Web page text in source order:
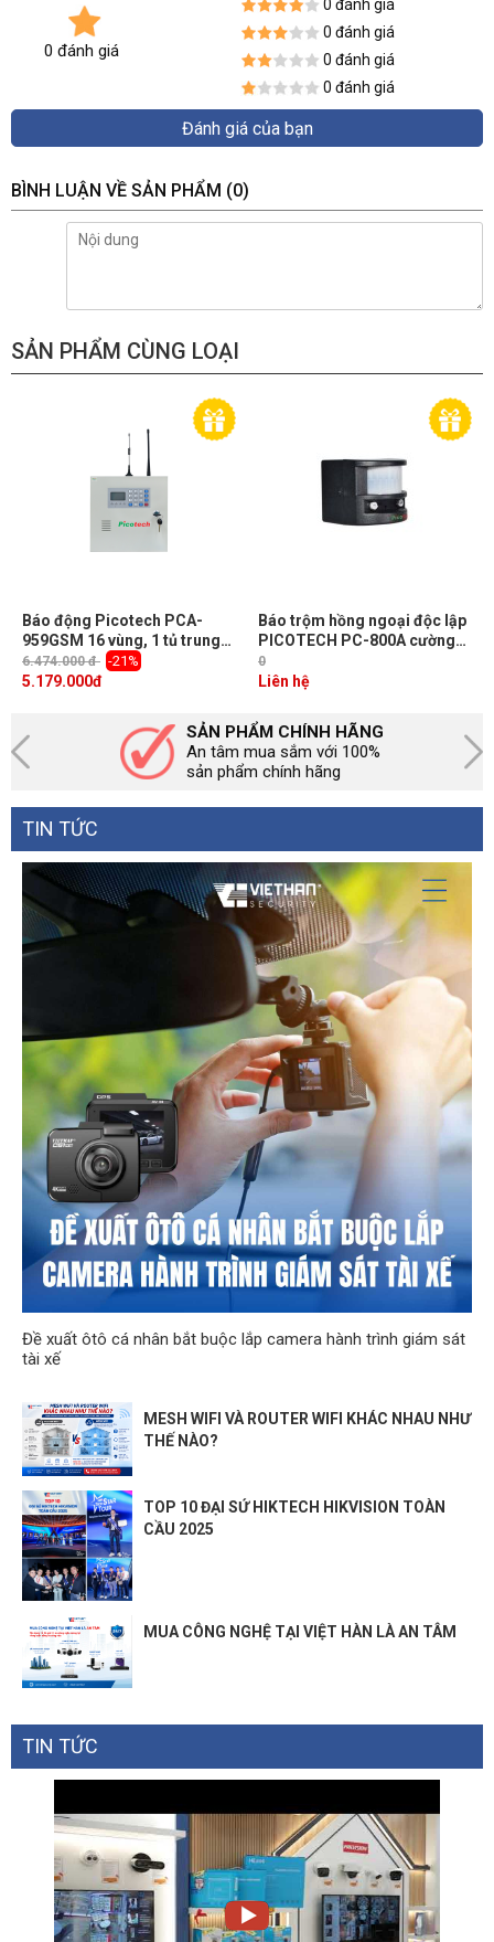
0 đánh giá
0 đánh giá
0 đánh giá
0 đánh giá
0 đánh giá
Đánh giá của bạn
BÌNH LUẬN VỀ SẢN PHẨM (0)
SẢN PHẨM CÙNG LOẠI
Báo động Picotech PCA-
959GSM 16 vùng, 1 tủ trung
tâm, 2 remote, Tích hợp màn
hình LCD, bàn phím lập trình
6.474.000 đ -21%
5.179.000đ
Báo trộm hồng ngoại độc lập
PICOTECH PC-800A cường
độ âm báo 115dB Max, kết
nối thêm đèn, còi hú bên
0
Liên hệ
SẢN PHẨM CHÍNH HÃNG
An tâm mua sắm với 100%
sản phẩm chính hãng
TIN TỨC
Đề xuất ôtô cá nhân bắt buộc lắp camera hành trình giám sát
tài xế
MESH WIFI VÀ ROUTER WIFI KHÁC NHAU NHƯ
THẾ NÀO?
TOP 10 ĐẠI SỨ HIKTECH HIKVISION TOÀN
CẦU 2025
MUA CÔNG NGHỆ TẠI VIỆT HÀN LÀ AN TÂM
TIN TỨC